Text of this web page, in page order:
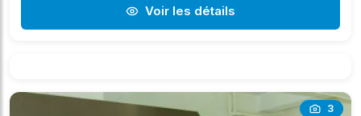
Voir les détails
3